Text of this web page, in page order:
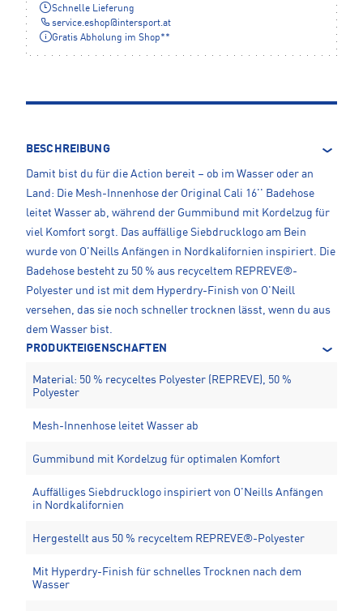
Schnelle Lieferung
service.eshop@intersport.at
Gratis Abholung im Shop**
BESCHREIBUNG
Damit bist du für die Action bereit – ob im Wasser oder an
Land: Die Mesh-Innenhose der Original Cali 16'' Badehose
leitet Wasser ab, während der Gummibund mit Kordelzug für
viel Komfort sorgt. Das auffällige Siebdrucklogo am Bein
wurde von O'Neills Anfängen in Nordkalifornien inspiriert. Die
Badehose besteht zu 50 % aus recyceltem REPREVE®-
Polyester und ist mit dem Hyperdry-Finish von O'Neill
versehen, das sie noch schneller trocknen lässt, wenn du aus
dem Wasser bist.
PRODUKTEIGENSCHAFTEN
Material: 50 % recyceltes Polyester (REPREVE), 50 %
Polyester
Mesh-Innenhose leitet Wasser ab
Gummibund mit Kordelzug für optimalen Komfort
Auffälliges Siebdrucklogo inspiriert von O'Neills Anfängen
in Nordkalifornien
Hergestellt aus 50 % recyceltem REPREVE®-Polyester
Mit Hyperdry-Finish für schnelles Trocknen nach dem
Wasser